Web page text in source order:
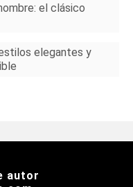
el clásico
elegantes y
autor